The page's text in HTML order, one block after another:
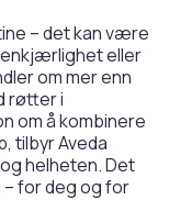
– det kan være
eller
om mer enn
røtter i
om å kombinere
tilbyr Aveda
helheten. Det
for deg og for